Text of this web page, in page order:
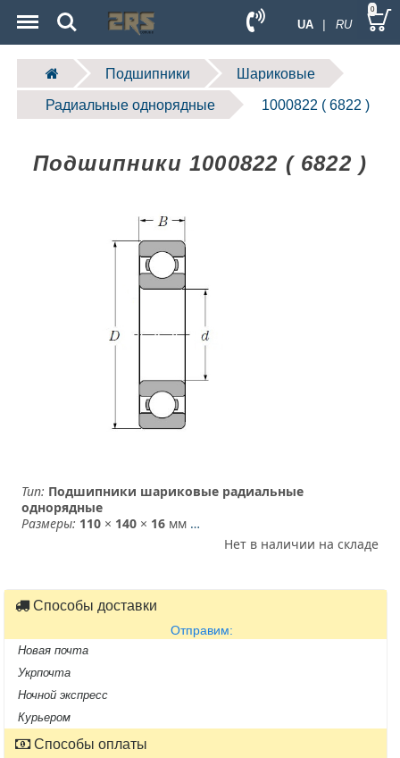
UA | RU
Search 0
Подшипники Шариковые
Радиальные однорядные 1000822 ( 6822 )
Подшипники 1000822 ( 6822 )
Тип: Подшипники шариковые радиальные
однорядные
Размеры: 110 × 140 × 16 мм …
Нет в наличии на складе
Способы доставки
Отправим:
Новая почта
Укрпочта
Ночной экспресс
Курьером
Способы оплаты